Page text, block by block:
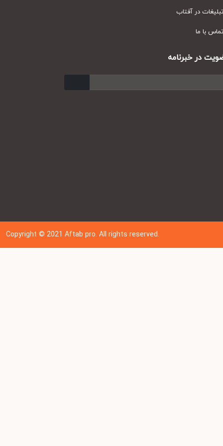
در آفتاب
با ما
در خبرنامه
Copyright © 202 1Aftab pro. All rights reserved.